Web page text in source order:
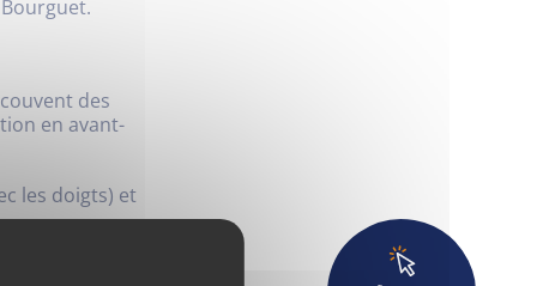
des
en avant-
les doigts) et